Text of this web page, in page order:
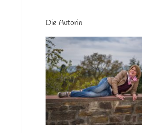
Die Autorin